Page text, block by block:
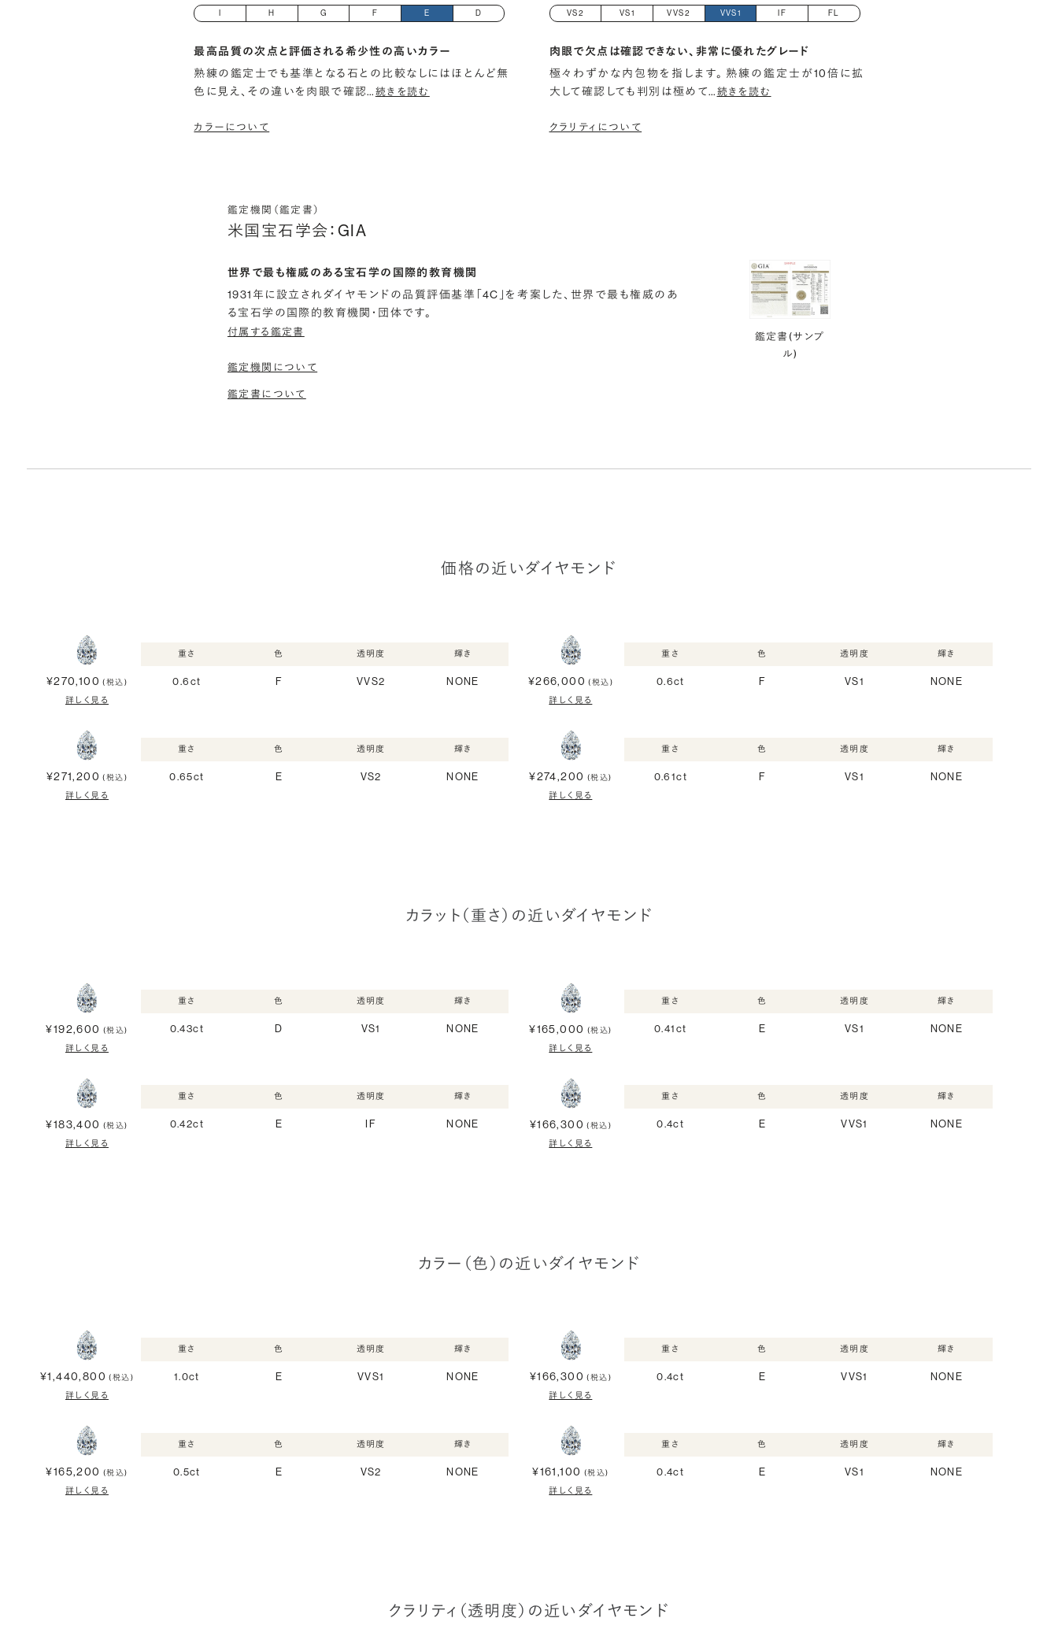
H G F E D
最高品質の次点と評価される希少性の高いカラー
熟練の鑑定士でも基準となる石との比較なしにはほとんど無
色に見え、その違いを肉眼で確認… 続きを読む
カラーについて
VS2 VS1 VVS2 VVS1 IF FL
肉眼で欠点は確認できない、非常に優れたグレード
極々わずかな内包物を指します。 熟練の鑑定士が10倍に拡
大して確認しても判別は極めて… 続きを読む
クラリティについて
鑑定機関（鑑定書）
米国宝石学会：GIA
世界で最も権威のある宝石学の国際的教育機関
1931年に設立されダイヤモンドの品質評価基準「4C」を考案した、世界で最も権威のあ
る宝石学の国際的教育機関・団体です。
付属する鑑定書
鑑定機関について
鑑定書について
鑑定書(サンプ
ル)
価格の近いダイヤモンド
¥270,100 (税込)
詳しく見る
重さ
0.6ct
色
F
透明度
VVS2
輝き
NONE ¥266,000 (税込)
詳しく見る
重さ
0.6ct
色
F
透明度
VS1
輝き
NONE
¥271,200 (税込)
詳しく見る
重さ
0.65ct
色
E
透明度
VS2
輝き
NONE ¥274,200 (税込)
詳しく見る
重さ
0.61ct
色
F
透明度
VS1
輝き
NONE
カラット（重さ）の近いダイヤモンド
¥192,600 (税込)
詳しく見る
重さ
0.43ct
色
D
透明度
VS1
輝き
NONE ¥165,000 (税込)
詳しく見る
重さ
0.41ct
色
E
透明度
VS1
輝き
NONE
¥183,400 (税込)
詳しく見る
重さ
0.42ct
色
E
透明度
IF
輝き
NONE ¥166,300 (税込)
詳しく見る
重さ
0.4ct
色
E
透明度
VVS1
輝き
NONE
カラー（色）の近いダイヤモンド
¥1,440,800 (税込)
詳しく見る
重さ
1.0ct
色
E
透明度
VVS1
輝き
NONE ¥166,300 (税込)
詳しく見る
重さ
0.4ct
色
E
透明度
VVS1
輝き
NONE
¥165,200 (税込)
詳しく見る
重さ
0.5ct
色
E
透明度
VS2
輝き
NONE ¥161,100 (税込)
詳しく見る
重さ
0.4ct
色
E
透明度
VS1
輝き
NONE
クラリティ（透明度）の近いダイヤモンド